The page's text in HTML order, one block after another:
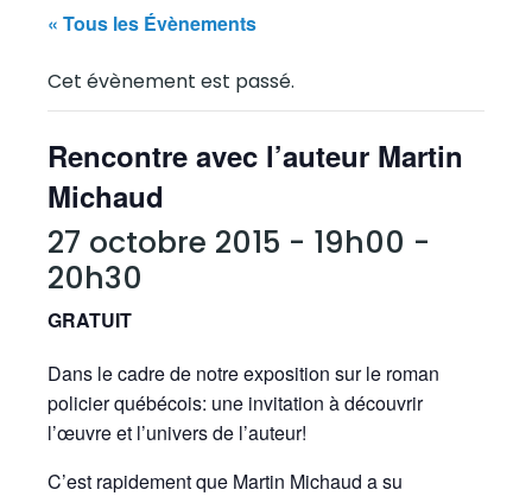
« Tous les Évènements
Cet évènement est passé.
Rencontre avec l’auteur Martin
Michaud
27 octobre 2015 - 19h00 -
20h30
GRATUIT
Dans le cadre de notre exposition sur le roman
policier québécois: une invitation à découvrir
l’œuvre et l’univers de l’auteur!
C’est rapidement que Martin Michaud a su